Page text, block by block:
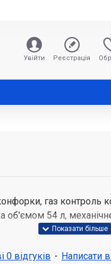
Увійти Реєстрація
газ контроль
об'ємом 54 л,
кВт 2,85, Передня
0 відгуків - Написати